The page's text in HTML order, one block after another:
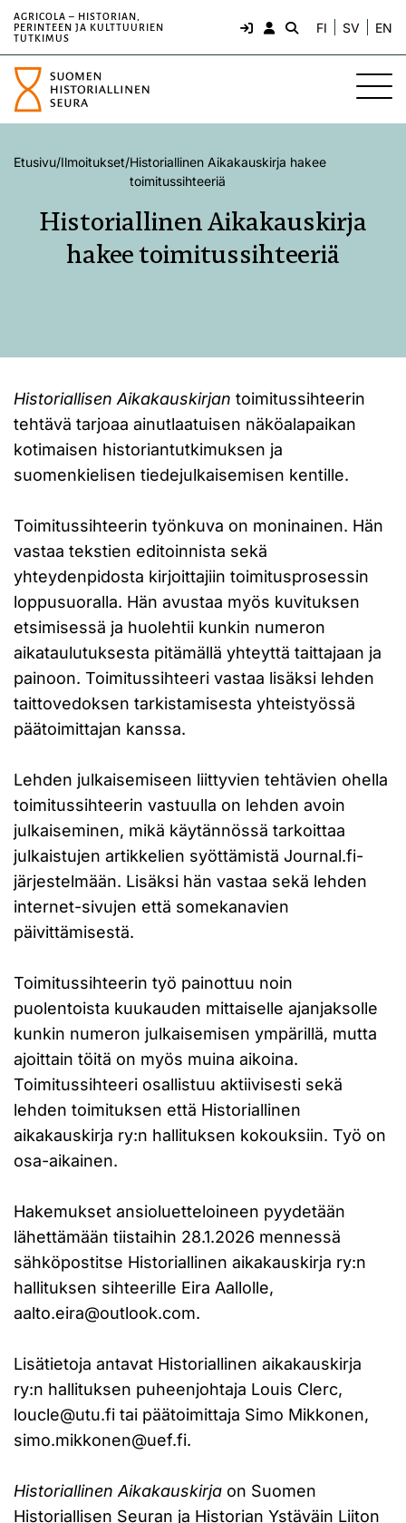
AGRICOLA – HISTORIAN,
PERINTEEN JA KULTTUURIEN
TUTKIMUS
FI SV EN
Etusivu/Ilmoitukset/Historiallinen Aikakauskirja hakee
toimitussihteeriä
Historiallinen Aikakauskirja
hakee toimitussihteeriä
Historiallisen Aikakauskirjan toimitussihteerin
tehtävä tarjoaa ainutlaatuisen näköalapaikan
kotimaisen historiantutkimuksen ja
suomenkielisen tiedejulkaisemisen kentille.
Toimitussihteerin työnkuva on moninainen. Hän
vastaa tekstien editoinnista sekä
yhteydenpidosta kirjoittajiin toimitusprosessin
loppusuoralla. Hän avustaa myös kuvituksen
etsimisessä ja huolehtii kunkin numeron
aikataulutuksesta pitämällä yhteyttä taittajaan ja
painoon. Toimitussihteeri vastaa lisäksi lehden
taittovedoksen tarkistamisesta yhteistyössä
päätoimittajan kanssa.
Lehden julkaisemiseen liittyvien tehtävien ohella
toimitussihteerin vastuulla on lehden avoin
julkaiseminen, mikä käytännössä tarkoittaa
julkaistujen artikkelien syöttämistä Journal.fi-
järjestelmään. Lisäksi hän vastaa sekä lehden
internet-sivujen että somekanavien
päivittämisestä.
Toimitussihteerin työ painottuu noin
puolentoista kuukauden mittaiselle ajanjaksolle
kunkin numeron julkaisemisen ympärillä, mutta
ajoittain töitä on myös muina aikoina.
Toimitussihteeri osallistuu aktiivisesti sekä
lehden toimituksen että Historiallinen
aikakauskirja ry:n hallituksen kokouksiin. Työ on
osa-aikainen.
Hakemukset ansioluetteloineen pyydetään
lähettämään tiistaihin 28.1.2026 mennessä
sähköpostitse Historiallinen aikakauskirja ry:n
hallituksen sihteerille Eira Aallolle,
aalto.eira@outlook.com.
Lisätietoja antavat Historiallinen aikakauskirja
ry:n hallituksen puheenjohtaja Louis Clerc,
loucle@utu.fi tai päätoimittaja Simo Mikkonen,
simo.mikkonen@uef.fi.
Historiallinen Aikakauskirja on Suomen
Historiallisen Seuran ja Historian Ystäväin Liiton